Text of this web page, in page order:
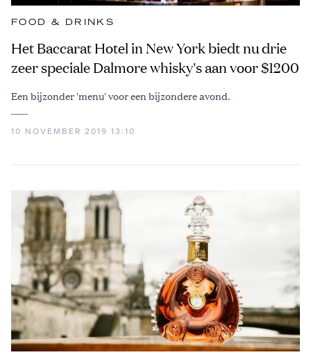
FOOD & DRINKS
Het Baccarat Hotel in New York biedt nu drie
zeer speciale Dalmore whisky's aan voor $1200
Een bijzonder 'menu' voor een bijzondere avond.
10 NOVEMBER 2019 13:10